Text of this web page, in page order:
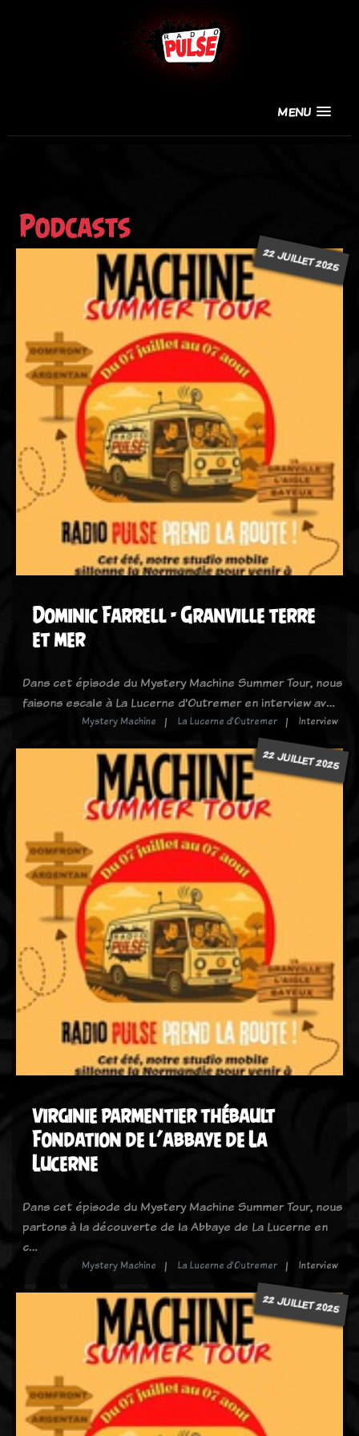
MENU
Podcasts
22 JUILLET 2025
Dominic Farrell - Granville terre
et mer
Dans cet épisode du Mystery Machine Summer Tour, nous
faisons escale à La Lucerne d'Outremer en interview av…
Mystery Machine La Lucerne d'Outremer Interview
22 JUILLET 2025
virginie parmentier thébault
Fondation de l’abbaye de La
Lucerne
Dans cet épisode du Mystery Machine Summer Tour, nous
partons à la découverte de la Abbaye de La Lucerne en
c…
Mystery Machine La Lucerne d'Outremer Interview
22 JUILLET 2025